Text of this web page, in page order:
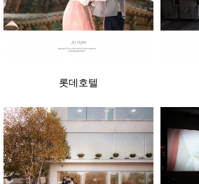
롯데호텔